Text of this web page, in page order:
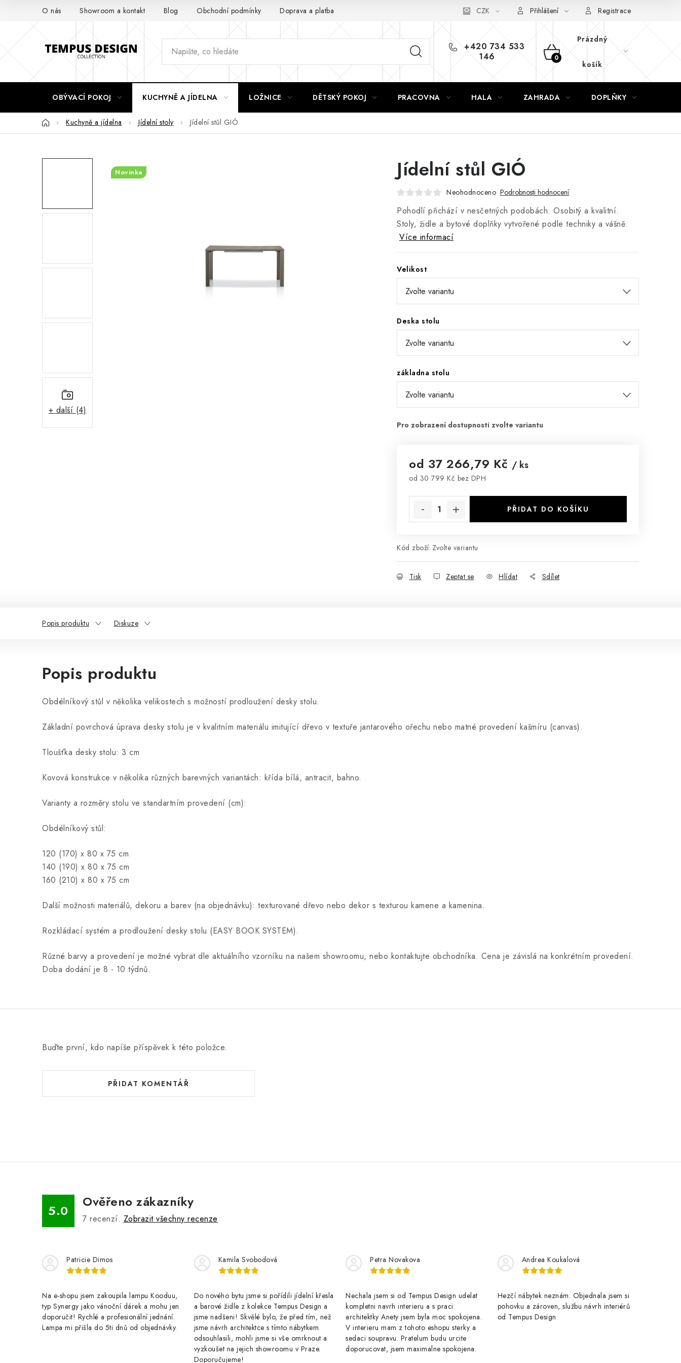
O nás Showroom a kontakt Blog Obchodní podmínky Doprava a platba CZK Přihlášení Registrace
+420 734 533
146
NÁKUPNÍ
Prázdný
košík
OBÝVACÍ POKOJ KUCHYNĚ A JÍDELNA LOŽNICE DĚTSKÝ POKOJ PRACOVNA HALA ZAHRADA DOPLŇKY
DomůKuchyně a jídelna Jídelní stoly Jídelní stůl GIÓ
+ další (4)
Jídelní stůl GIÓ
Neohodnoceno Podrobnosti hodnocení
Pohodlí přichází v nesčetných podobách. Osobitý a kvalitní.
Stoly, židle a bytové doplňky vytvořené podle techniky a vášně.
Více informací
Velikost
Deska stolu
základna stolu
od 37 266,79 Kč / ks
od 30 799 Kč bez DPH
PŘIDAT DO KOŠÍKU
Kód zboží: Zvolte variantu
Tisk Zeptat se Hlídat Sdílet
Novinka
Popis produktu Diskuze
Popis produktu
Obdélníkový stůl v několika velikostech s možností prodloužení desky stolu.
Základní povrchová úprava desky stolu je v kvalitním materiálu imitující dřevo v textuře jantarového ořechu nebo matné provedení kašmíru (canvas).
Tloušťka desky stolu: 3 cm
Kovová konstrukce v několika různých barevných variantách: křída bílá, antracit, bahno.
Varianty a rozměry stolu ve standartním provedení (cm):
Obdélníkový stůl:
120 (170) x 80 x 75 cm
140 (190) x 80 x 75 cm
160 (210) x 80 x 75 cm
Další možnosti materiálů, dekoru a barev (na objednávku): texturované dřevo nebo dekor s texturou kamene a kamenina.
Rozkládací systém a prodloužení desky stolu (EASY BOOK SYSTEM).
Různé barvy a provedení je možné vybrat dle aktuálního vzorníku na našem showroomu, nebo kontaktujte obchodníka. Cena je závislá na konkrétním provedení.
Doba dodání je 8 - 10 týdnů.
Buďte první, kdo napíše příspěvek k této položce.
PŘIDAT KOMENTÁŘ
5.0
Ověřeno zákazníky
7 recenzí. Zobrazit všechny recenze
Patricie Dimos
Na e-shopu jsem zakoupila lampu Kooduu,
typ Synergy jako vánoční dárek a mohu jen
doporučit! Rychlé a profesionální jednání.
Lampa mi přišla do 5ti dnů od objednávky.
Kamila Svobodová
Do nového bytu jsme si pořídili jídelní křesla
a barové židle z kolekce Tempus Design a
jsme nadšeni! Skvělé bylo, že před tím, než
jsme návrh architektce s tímto nábytkem
odsouhlasili, mohli jsme si vše omrknout a
vyzkoušet na jejich showroomu v Praze.
Doporučujeme!
Petra Novakova
Nechala jsem si od Tempus Design udelat
kompletni navrh interieru a s praci
architektky Anety jsem byla moc spokojena.
V interieru mam z tohoto eshopu sterky a
sedaci soupravu. Pratelum budu urcite
doporucovat, jsem maximalne spokojena.
Andrea Koukalová
Hezčí nábytek neznám. Objednala jsem si
pohovku a zároven, službu návrh interiérů
od Tempus Design